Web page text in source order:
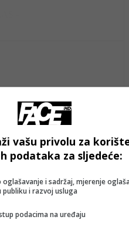
Maki i legende EX YU
Modriče!
smrti majke: „Moja
puno!”
Trump nominovao Ronalda
vašu privolu za
podataka za sljedeće:
i sadržaj, mjerenje
publiku i razvoj usluga
podacima na uređaju